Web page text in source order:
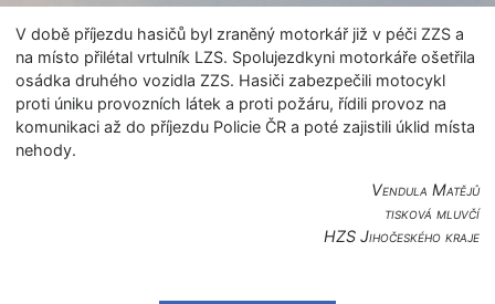
V době příjezdu hasičů byl zraněný motorkář již v péči ZZS a
na místo přilétal vrtulník LZS. Spolujezdkyni motorkáře ošetřila
osádka druhého vozidla ZZS. Hasiči zabezpečili motocykl
proti úniku provozních látek a proti požáru, řídili provoz na
komunikaci až do příjezdu Policie ČR a poté zajistili úklid místa
nehody.
Vendula Matějů
tisková mluvčí
HZS Jihočeského kraje